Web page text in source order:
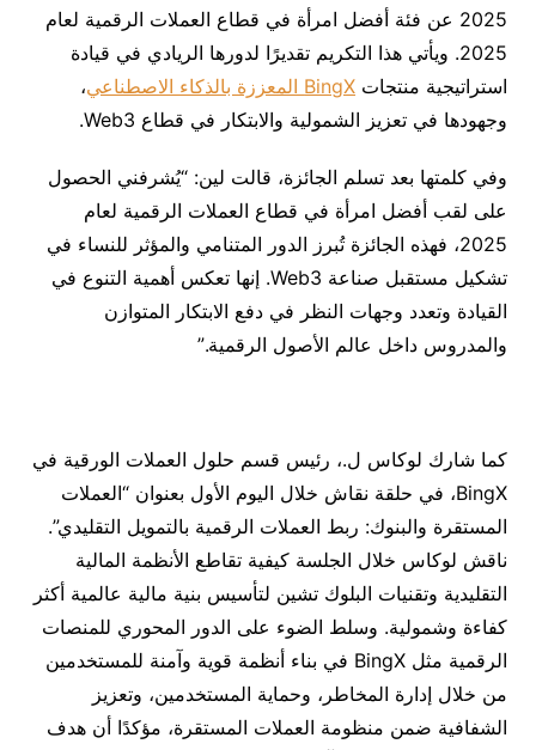
2025 عن فئة أفضل امرأة في قطاع العملات الرقمية لعام
2025. ويأتي هذا التكريم تقديرًا لدورها الريادي في قيادة
استراتيجية منتجات BingX المعززة بالذكاء الاصطناعي
،
وجهودها في تعزيز الشمولية والابتكار في قطاع Web3.
وفي كلمتها بعد تسلم الجائزة، قالت لين: “يُشرفني الحصول
على لقب أفضل امرأة في قطاع العملات الرقمية لعام
2025، فهذه الجائزة تُبرز الدور المتنامي والمؤثر للنساء في
تشكيل مستقبل صناعة Web3. إنها تعكس أهمية التنوع في
القيادة وتعدد وجهات النظر في دفع الابتكار المتوازن
والمدروس داخل عالم الأصول الرقمية.”
كما شارك لوكاس ل.، رئيس قسم حلول العملات الورقية في
BingX، في حلقة نقاش خلال اليوم الأول بعنوان “العملات
المستقرة والبنوك: ربط العملات الرقمية بالتمويل التقليدي”.
ناقش لوكاس خلال الجلسة كيفية تقاطع الأنظمة المالية
التقليدية وتقنيات البلوك تشين لتأسيس بنية مالية عالمية أكثر
كفاءة وشمولية. وسلط الضوء على الدور المحوري للمنصات
الرقمية مثل BingX في بناء أنظمة قوية وآمنة للمستخدمين
من خلال إدارة المخاطر، وحماية المستخدمين، وتعزيز
الشفافية ضمن منظومة العملات المستقرة، مؤكدًا أن هدف